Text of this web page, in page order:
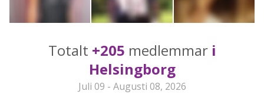
Totalt +205 medlemmar i
Helsingborg
Juli 09 - Augusti 08, 2026